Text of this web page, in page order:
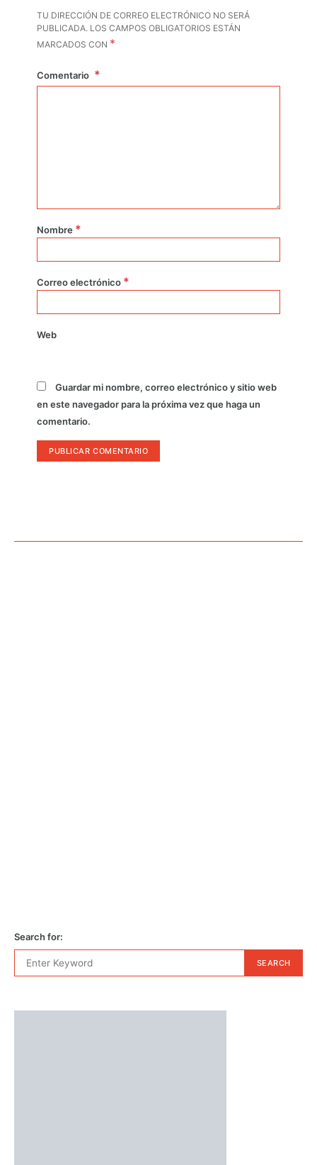
TU DIRECCIÓN DE CORREO ELECTRÓNICO NO SERÁ
PUBLICADA. LOS CAMPOS OBLIGATORIOS ESTÁN
MARCADOS CON *
Comentario
Nombre *
Correo electrónico *
Web
Guardar mi nombre, correo electrónico y sitio web
en este navegador para la próxima vez que haga un
comentario.
Search for:
SEARCH